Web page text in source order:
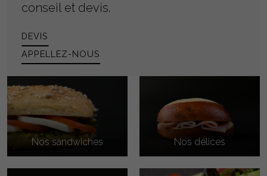
conseil et devis.
DEVIS
APPELLEZ-NOUS
Nos sandwiches Nos délices